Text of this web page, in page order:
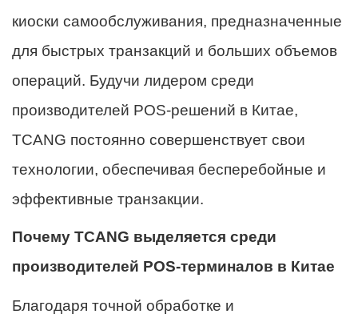
киоски самообслуживания, предназначенные
для быстрых транзакций и больших объемов
операций. Будучи лидером среди
производителей POS-решений в Китае,
TCANG постоянно совершенствует свои
технологии, обеспечивая бесперебойные и
эффективные транзакции.
Почему TCANG выделяется среди
производителей POS-терминалов в Китае
Благодаря точной обработке и